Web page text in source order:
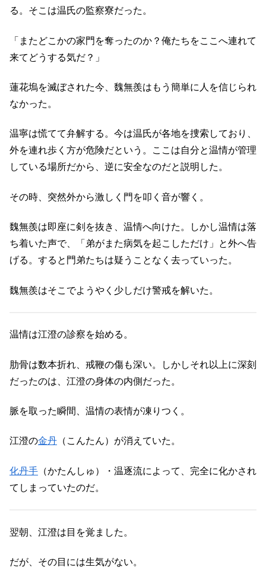
る。そこは温氏の監察寮だった。
「またどこかの家門を奪ったのか？俺たちをここへ連れて
来てどうする気だ？」
蓮花塢を滅ぼされた今、魏無羨はもう簡単に人を信じられ
なかった。
温寧は慌てて弁解する。今は温氏が各地を捜索しており、
外を連れ歩く方が危険だという。ここは自分と温情が管理
している場所だから、逆に安全なのだと説明した。
その時、突然外から激しく門を叩く音が響く。
魏無羨は即座に剣を抜き、温情へ向けた。しかし温情は落
ち着いた声で、「弟がまた病気を起こしただけ」と外へ告
げる。すると門弟たちは疑うことなく去っていった。
魏無羨はそこでようやく少しだけ警戒を解いた。
温情は江澄の診察を始める。
肋骨は数本折れ、戒鞭の傷も深い。しかしそれ以上に深刻
だったのは、江澄の身体の内側だった。
脈を取った瞬間、温情の表情が凍りつく。
江澄の金丹 （こんたん）が消えていた。
化丹手 （かたんしゅ）・温逐流によって、完全に化かされ
てしまっていたのだ。
翌朝、江澄は目を覚ました。
だが、その目には生気がない。